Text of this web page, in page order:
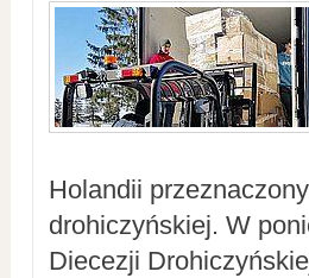
Holandii
drohiczyńskiej. W
Diecezji